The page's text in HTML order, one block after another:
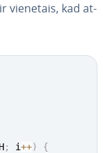
vienetais, kad at­
; i++)
{